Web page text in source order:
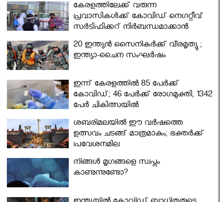
കേരളത്തിലേക്ക് വരുന്ന
പ്രവാസികള്‍ക്ക് കോവിഡ് നെഗറ്റീവ്
സര്‍ട്ടിഫിക്കറ്റ് നിർബന്ധമാക്കാൻ
മന്ത്രിസഭ
20 ഇന്ത്യൻ സൈനികർക്ക് വീരമൃത്യു ;
ഇന്ത്യാ-ചൈന സംഘർഷം
ഇന്ന് കേരളത്തിൽ 85 പേർക്ക്
കോവിഡ്; 46 പേർക്ക് രോഗമുക്തി, 1342
പേർ ചികിത്സയിൽ
ശബരിമലയില്‍ ഈ വർഷത്തെ
ഉത്സവം ചടങ്ങ് മാത്രമാകും; ഭക്തർക്ക്
പ്രവേശനമില്ല
നിങ്ങള്‍ മൃഗങ്ങളെ സ്വപ്നം
കാണുന്നുണ്ടോ?